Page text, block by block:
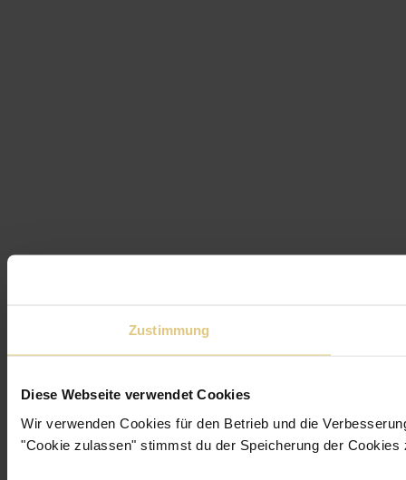
Zustimmung
Diese Webseite verwendet Cookies
Wir verwenden Cookies für den Betrieb und die
"Cookie zulassen" stimmst du der Speicherung der Cookies